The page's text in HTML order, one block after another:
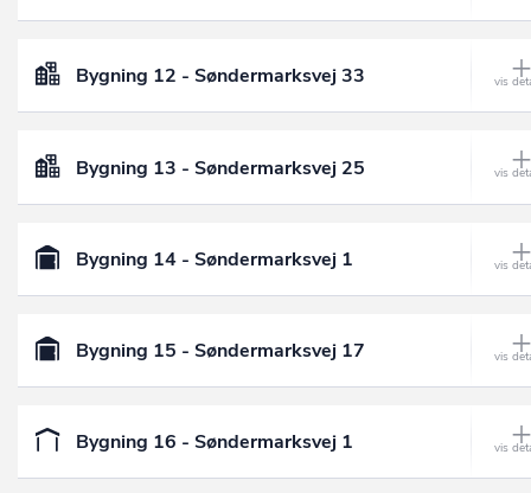
Bygning 12 - Søndermarksvej 33
Bygning 13 - Søndermarksvej 25
Bygning 14 - Søndermarksvej 1
Bygning 15 - Søndermarksvej 17
Bygning 16 - Søndermarksvej 1